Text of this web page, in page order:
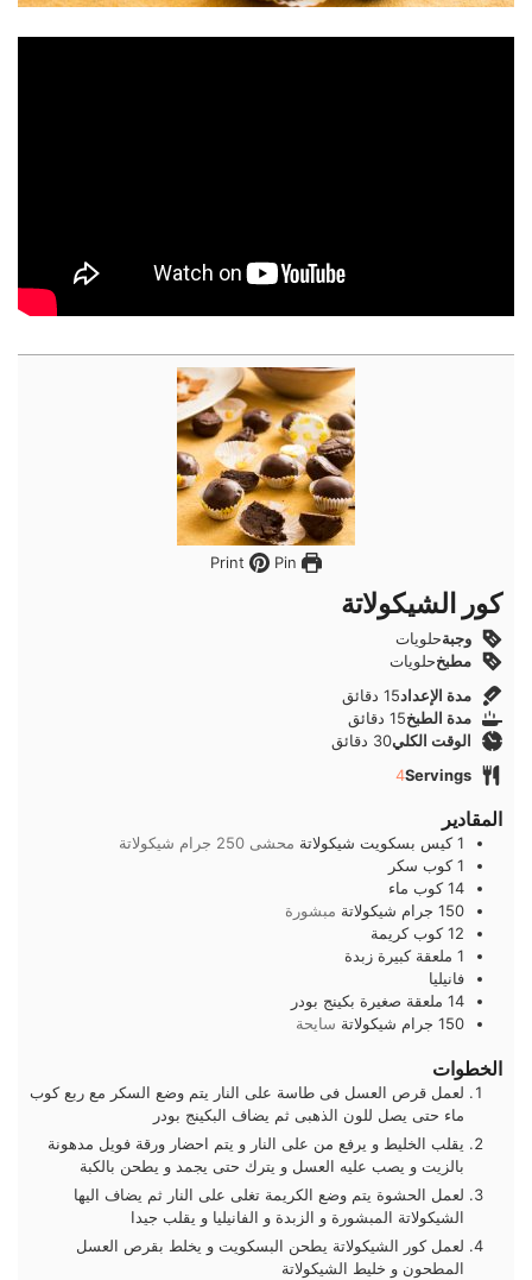
Pin
كور الشيكولاتة
وجبةحلويات
مطبخحلويات
مدة الإعداد15دقائق
دقائق
مدة الطبخ15دقائق
دقائق
الوقت الكلي30 دقائق
دقائق
Servings
4
المقادير
1 كيس بسكويت شيكولاتة محشى 250 جرام شيكولاتة
1 كوب سكر
14 كوب ماء
150 جرام شيكولاتة مبشورة
12 كوب كريمة
1 ملعقة كبيرة زبدة
فانيليا
14 ملعقة صغيرة بكينج بودر
150 جرام شيكولاتة سايحة
الخطوات
لعمل قرص العسل فى طاسة على النار يتم وضع السكر مع ربع كوب
ماء حتى يصل للون الذهبى ثم يضاف البكينج بودر
يقلب الخليط و يرفع من على النار و يتم احضار ورقة فويل مدهونة
بالزيت و يصب عليه العسل و يترك حتى يجمد و يطحن بالكبة
لعمل الحشوة يتم وضع الكريمة تغلى على النار ثم يضاف اليها
الشيكولاتة المبشورة و الزبدة و الفانيليا و يقلب جيدا
لعمل كور الشيكولاتة يطحن البسكويت و يخلط بقرص العسل
المطحون و خليط الشيكولاتة